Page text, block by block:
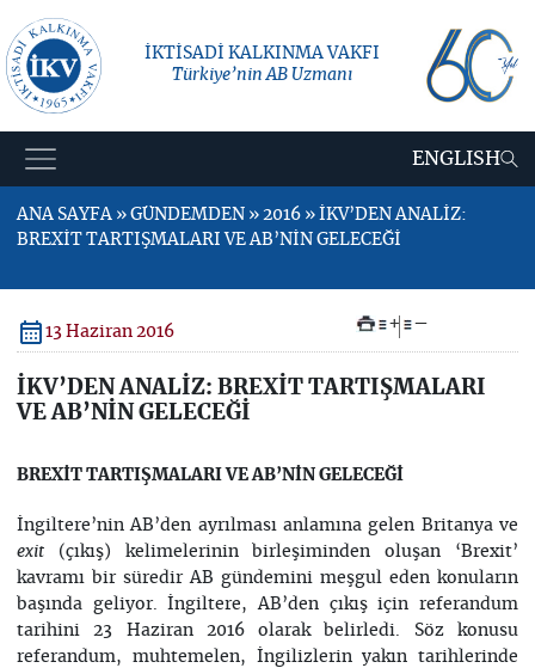
İKTİSADİ KALKINMA VAKFI
Türkiye’nin AB Uzmanı
ENGLISH
ANA SAYFA » GÜNDEMDEN » 2016 » İKV’DEN ANALİZ:
BREXİT TARTIŞMALARI VE AB’NİN GELECEĞİ
13 Haziran 2016 + –
İKV’DEN ANALİZ: BREXİT TARTIŞMALARI
VE AB’NİN GELECEĞİ
BREXİT TARTIŞMALARI VE AB’NİN GELECEĞİ
İngiltere’nin AB’den ayrılması anlamına gelen Britanya ve
exit(çıkış) kelimelerinin birleşiminden oluşan ‘Brexit’
kavramı bir süredir AB gündemini meşgul eden konuların
başında geliyor. İngiltere, AB’den çıkış için referandum
tarihini 23 Haziran 2016 olarak belirledi. Söz konusu
referandum, muhtemelen, İngilizlerin yakın tarihlerinde